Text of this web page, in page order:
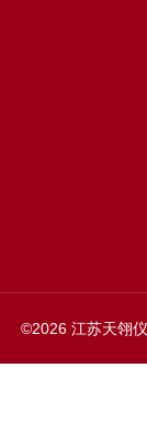
©2026 江苏天翎